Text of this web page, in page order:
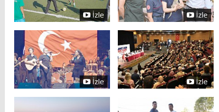
İzle İzle
İzle İzle